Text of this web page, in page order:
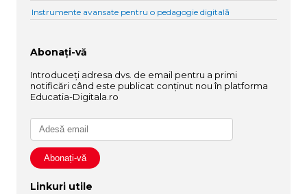
Instrumente avansate pentru o pedagogie digitală
Abonați-vă
Introduceți adresa dvs. de email pentru a primi
notificări când este publicat conținut nou în platforma
Educatia-Digitala.ro
Linkuri utile